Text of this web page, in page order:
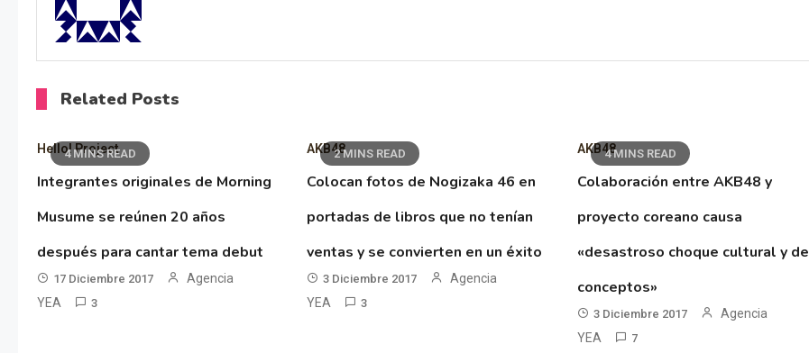
Related Posts
4 MINS READ
Hello! Project
Integrantes originales de Morning
Musume se reúnen 20 años
después para cantar tema debut
17 Diciembre 2017
Agencia
YEA
3
2 MINS READ
AKB48
Colocan fotos de Nogizaka 46 en
portadas de libros que no tenían
ventas y se convierten en un éxito
3 Diciembre 2017
Agencia
YEA
3
4 MINS READ
AKB48
Colaboración entre AKB48 y
proyecto coreano causa
«desastroso choque cultural y de
conceptos»
3 Diciembre 2017
Agencia
YEA
7